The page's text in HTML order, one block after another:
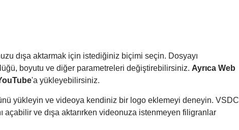
dışa aktarmak için istediğiniz biçimi seçin. Dosyayı
boyutu ve diğer parametreleri değiştirebilirsiniz. Ayrıca Web
'a yükleyebilirsiniz.
yükleyin ve videoya kendiniz bir logo eklemeyi deneyin. VSDC
ve dışa aktarırken videonuza istenmeyen filigranlar